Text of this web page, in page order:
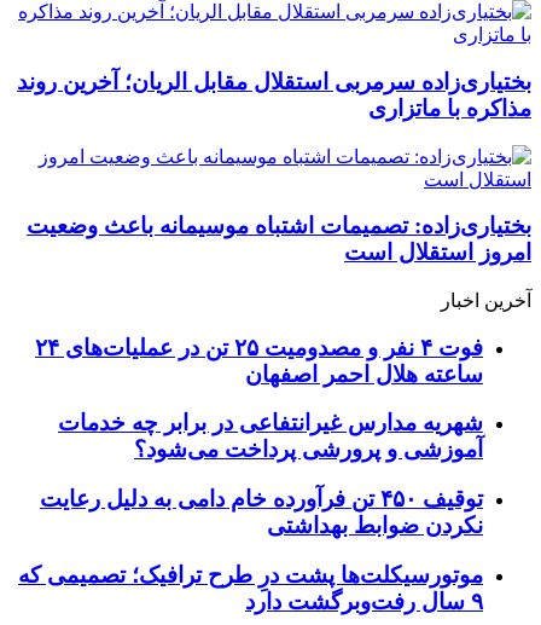
بختیاری‌زاده سرمربی استقلال مقابل الریان؛ آخرین روند
مذاکره با ماتزاری
بختیاری‌زاده: تصمیمات اشتباه موسیمانه باعث وضعیت
امروز استقلال است
آخرین اخبار
فوت ۴ نفر و مصدومیت ۲۵ تن در عملیات‌های ۲۴
ساعته هلال احمر اصفهان
شهریه مدارس غیرانتفاعی در برابر چه خدمات
آموزشی و پرورشی پرداخت می‌شود؟
توقیف ۴۵۰ تن فرآورده خام دامی به دلیل رعایت
نکردن ضوابط بهداشتی
موتورسیکلت‌ها پشت درِ طرح ترافیک؛ تصمیمی که
۹ سال رفت‌وبرگشت دارد